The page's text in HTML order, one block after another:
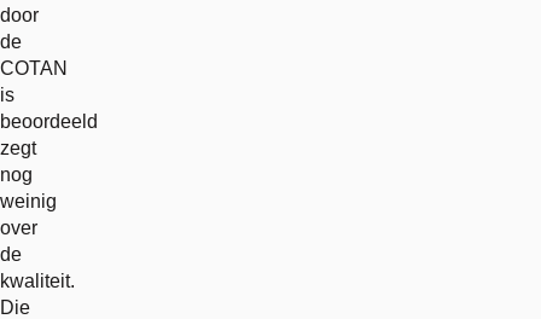
door
de
COTAN
is
beoordeeld
zegt
nog
weinig
over
de
kwaliteit.
Die